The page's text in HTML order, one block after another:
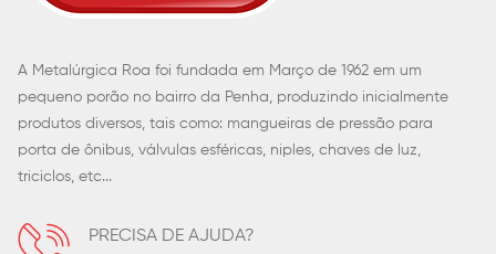
A Metalúrgica Roa foi fundada em Março de 1962 em um
pequeno porão no bairro da Penha, produzindo inicialmente
produtos diversos, tais como: mangueiras de pressão para
porta de ônibus, válvulas esféricas, niples, chaves de luz,
triciclos, etc...
PRECISA DE AJUDA?